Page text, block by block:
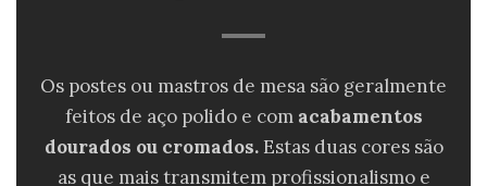
Os postes ou mastros de mesa são geralmente
feitos de aço polido e com acabamentos
dourados ou cromados.Estas duas cores são
as que mais transmitem profissionalismo e